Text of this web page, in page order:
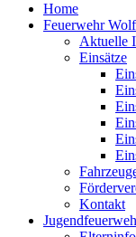
Home
Feuerwehr
Aktuelle
Einsätze
Kontakt